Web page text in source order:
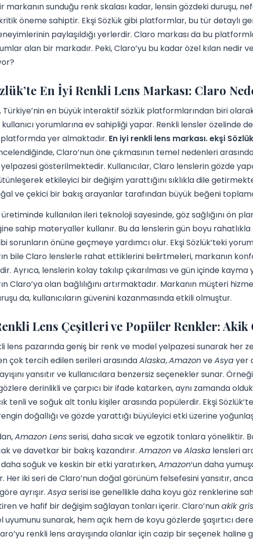
markanın sunduğu renk skalası kadar, lensin gözdeki duruşu,
öneme sahiptir. Ekşi Sözlük gibi platformlar, bu tür detaylı
paylaşıldığı yerlerdir. Claro markası da bu
alan bir markadır. Peki, Claro’yu bu kadar özel kılan nedir
En İyi Renkli Lens Markası: Claro
Türkiye’nin en büyük interaktif sözlük platformlarından biri
yorumlarına ev sahipliği yapar. Renkli lensler özelinde
yer almaktadır. En iyi renkli lens markası. ekşi
Claro’nun öne çıkmasının temel nedenleri
gösterilmektedir. Kullanıcılar, Claro lenslerin gözde
etkileyici bir değişim yarattığını sıklıkla dile
ve çekici bir bakış arayanlar tarafından büyük beğeni
kullanılan ileri teknoloji sayesinde, göz sağlığını ön
sahip materyaller kullanır. Bu da lenslerin gün boyu
sorunların önüne geçmeye yardımcı olur. Ekşi Sözlük’teki
bile Claro lenslerle rahat ettiklerini belirtmeleri, markanın
Ayrıca, lenslerin kolay takılıp çıkarılması ve gün içinde
Claro’ya olan bağlılığını artırmaktadır. Markanın müşteri
da, kullanıcıların güvenini kazanmasında etkili olmuştur.
Lens Çeşitleri ve Popüler Renkler: Akik
lens pazarında geniş bir renk ve model yelpazesi sunarak her
çok tercih edilen serileri arasındaAlaska,AmazonveAsyayer
yansıtır ve kullanıcılara benzersiz seçenekler sunar.
derinlikli ve çarpıcı bir ifade katarken, aynı zamanda
tenli ve soğuk alt tonlu kişiler arasında popülerdir. Ekşi Sözlük’te
doğallığı ve gözde yarattığı büyüleyici etki üzerine
Amazon Lensserisi, daha sıcak ve egzotik tonlara yöneliktir.
ve davetkar bir bakış kazandırır. AmazonveAlaska lensleri
daha soğuk ve keskin bir etki yaratırken,Amazon‘un daha
Her iki seri de Claro’nun doğal görünüm felsefesini yansıtır,
ayrışır. Asyaserisi ise genellikle daha koyu göz renklerine
ve hafif bir değişim sağlayan tonları içerir. Claro’nunakik
uyumunu sunarak, hem açık hem de koyu gözlerde şaşırtıcı
renkli lens arayışında olanlar için cazip bir seçenek haline